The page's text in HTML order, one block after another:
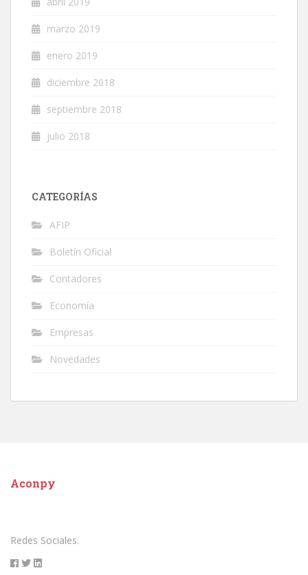
marzo 2019
enero 2019
diciembre 2018
septiembre 2018
julio 2018
CATEGORÍAS
AFIP
Boletín Oficial
Contadores
Economía
Empresas
Novedades
Aconpy
Redes Sociales.